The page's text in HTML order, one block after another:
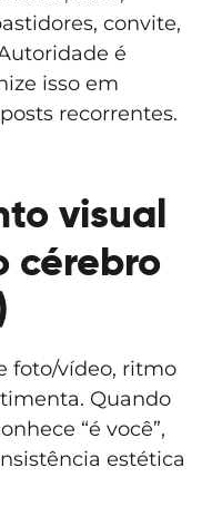
convite,
é
isso em
recorrentes.
visual
cérebro
foto/vídeo, ritmo
Quando
“é você”,
estética